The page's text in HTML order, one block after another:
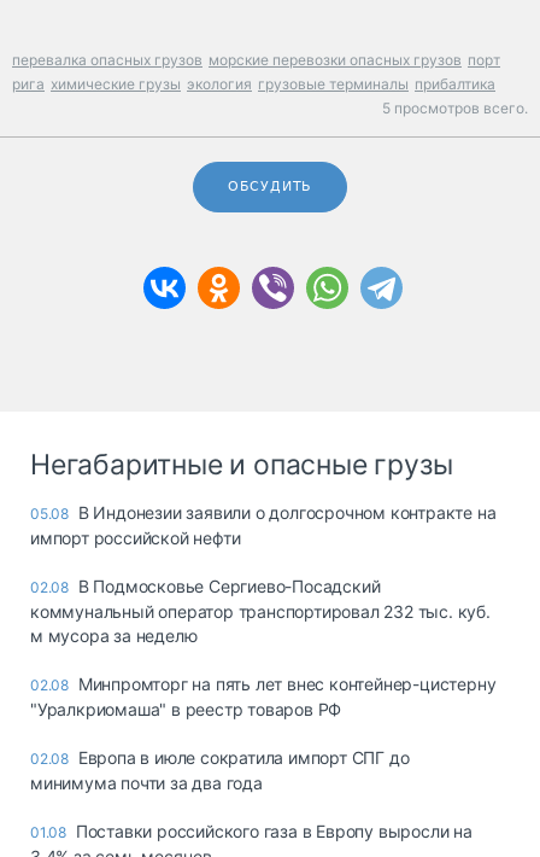
перевалка опасных грузов морские перевозки опасных грузов порт
рига химические грузы экология грузовые терминалы прибалтика
5 просмотров всего.
ОБСУДИТЬ
Негабаритные и опасные грузы
05.08 В Индонезии заявили о долгосрочном контракте на
импорт российской нефти
02.08 В Подмосковье Сергиево-Посадский
коммунальный оператор транспортировал 232 тыс. куб.
м мусора за неделю
02.08 Минпромторг на пять лет внес контейнер-цистерну
"Уралкриомаша" в реестр товаров РФ
02.08 Европа в июле сократила импорт СПГ до
минимума почти за два года
01.08 Поставки российского газа в Европу выросли на